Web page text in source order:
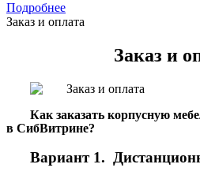
Подробнее
Заказ и оплата
Заказ и
Как заказать корпусную
в СибВитрине?
Вариант 1.